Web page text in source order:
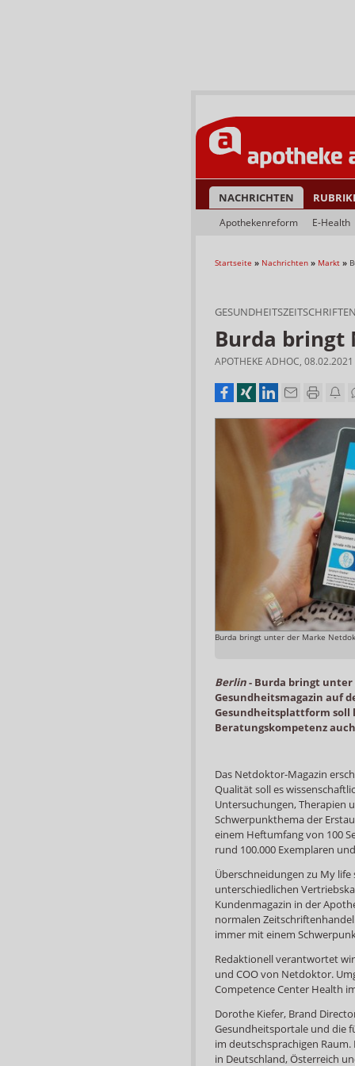
NACHRICHTEN
Apothekenreform E-Health
Startseite » Nachrichten » Markt »
GESUNDHEITSZEITSCHRIFTEN
Burda bringt
APOTHEKE ADHOC,
Burda bringt unter der Marke
Berlin- Burda bringt
Gesundheitsmagazin auf
Gesundheitsplattform soll
Beratungskompetenz
Das Netdoktor-Magazin
Qualität soll es
Untersuchungen, Therapien
Schwerpunkthema der
einem Heftumfang von 100
rund 100.000 Exemplaren
Überschneidungen zu My
unterschiedlichen
Kundenmagazin in der
normalen
immer mit einem
Redaktionell verantwortet
und COO von Netdoktor.
Competence Center Health
Dorothe Kiefer, Brand
Gesundheitsportale und die
im deutschsprachigen
in Deutschland, Österreich